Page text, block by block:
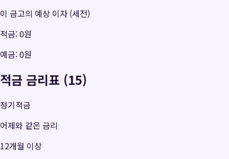
이 금고의 예상 이자 (세전)
적금:0원
예금:0원
적금 금리표 (15)
정기적금
어제와 같은 금리
12개월 이상